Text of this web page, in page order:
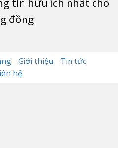
tin hữu ích nhất cho
đồng
Giới thiệu
Tin tức
hệ